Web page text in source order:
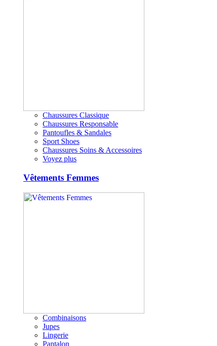
Chaussures Classique
Chaussures Responsable
Pantoufles & Sandales
Sport Shoes
Chaussures Soins & Accessoires
Voyez plus
Vêtements Femmes
Combinaisons
Jupes
Lingerie
Pantalon